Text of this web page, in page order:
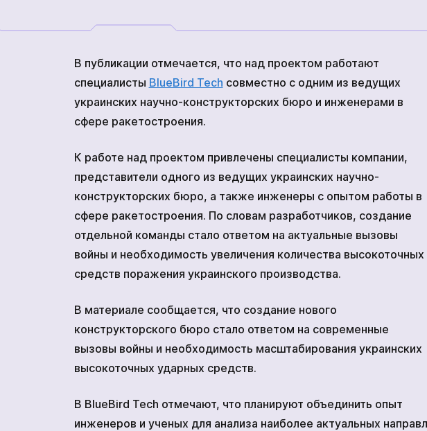
Кодифицированные устройства
ВАКАНСИИ
О НАС
КОНТАКТЫ
В публикации отмечается, что над проектом работают
специалисты BlueBird Tech совместно с одним из ведущих
украинских научно-конструкторских бюро и инженерами в
сфере ракетостроения.
К работе над проектом привлечены специалисты компании,
представители одного из ведущих украинских научно-
конструкторских бюро, а также инженеры с опытом работы в
сфере ракетостроения. По словам разработчиков, создание
отдельной команды стало ответом на актуальные вызовы
войны и необходимость увеличения количества высокоточных
средств поражения украинского производства.
В материале сообщается, что создание нового
конструкторского бюро стало ответом на современные
вызовы войны и необходимость масштабирования украинских
высокоточных ударных средств.
В BlueBird Tech отмечают, что планируют объединить опыт
инженеров и ученых для анализа наиболее актуальных